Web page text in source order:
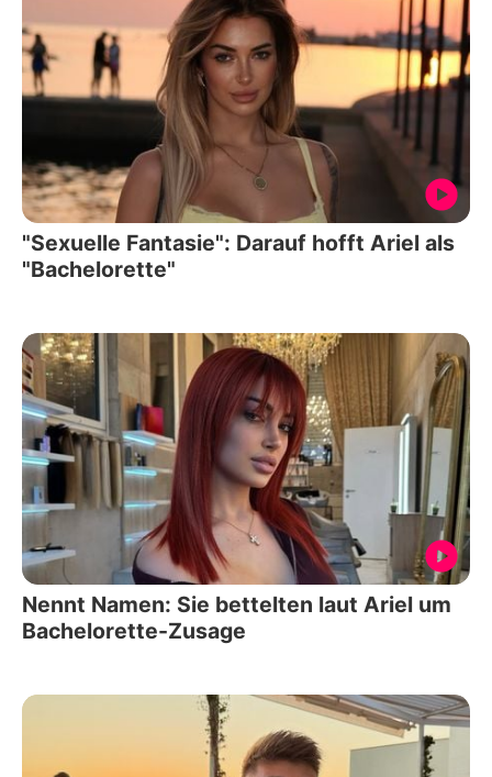
"Sexuelle Fantasie": Darauf hofft Ariel als
"Bachelorette"
Nennt Namen: Sie bettelten laut Ariel um
Bachelorette-Zusage